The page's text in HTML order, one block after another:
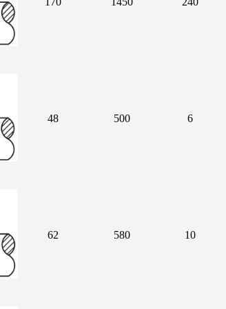
48 500 6
62 580 10